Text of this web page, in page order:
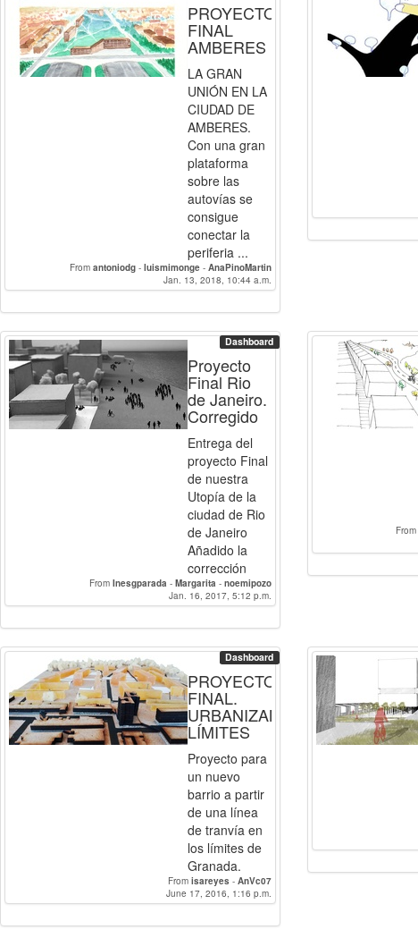
PROYECTO
FINAL
AMBERES
LA GRAN
UNIÓN EN LA
CIUDAD DE
AMBERES.
Con una gran
plataforma
sobre las
autovías se
consigue
conectar la
periferia ...
From antoniodg- luismimonge - AnaPinoMartin
Jan. 13, 2018, 10:44 a.m.
Dashboard
Proyecto
Final Rio
de Janeiro.
Corregido
Entrega del
proyecto Final
de nuestra
Utopía de la
ciudad de Rio
de Janeiro
Añadido la
corrección
From Inesgparada - Margarita - noemipozo
Jan. 16, 2017, 5:12 p.m.
From
Dashboard
PROYECTO
FINAL.
URBANIZANDO
LÍMITES
Proyecto para
un nuevo
barrio a partir
de una línea
de tranvía en
los límites de
Granada.
From isareyes - AnVc07
June 17, 2016, 1:16 p.m.